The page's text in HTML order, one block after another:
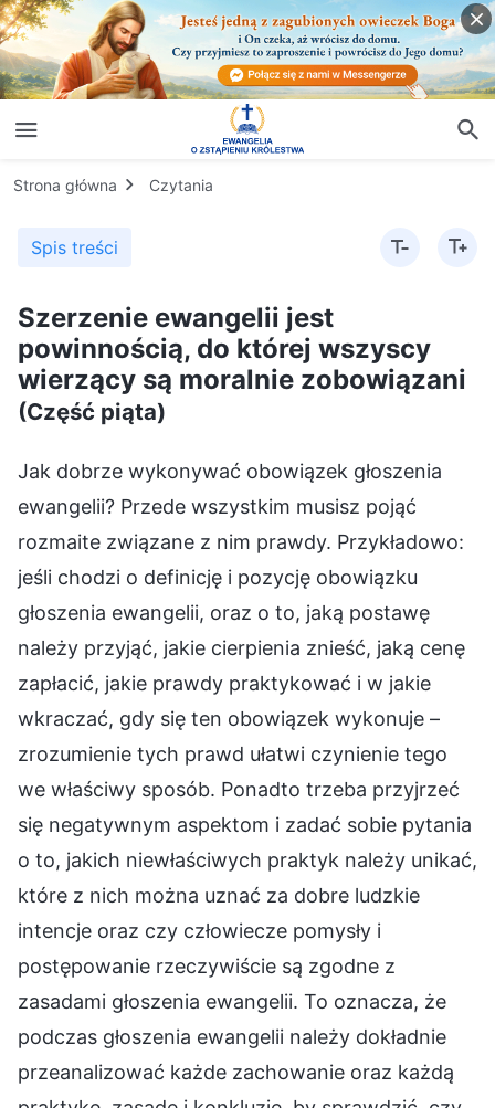
Strona główna Czytania
Spis treści
Szerzenie ewangelii jest
powinnością, do której wszyscy
wierzący są moralnie zobowiązani
(Część piąta)
Jak dobrze wykonywać obowiązek głoszenia
ewangelii? Przede wszystkim musisz pojąć
rozmaite związane z nim prawdy. Przykładowo:
jeśli chodzi o definicję i pozycję obowiązku
głoszenia ewangelii, oraz o to, jaką postawę
należy przyjąć, jakie cierpienia znieść, jaką cenę
zapłacić, jakie prawdy praktykować i w jakie
wkraczać, gdy się ten obowiązek wykonuje –
zrozumienie tych prawd ułatwi czynienie tego
we właściwy sposób. Ponadto trzeba przyjrzeć
się negatywnym aspektom i zadać sobie pytania
o to, jakich niewłaściwych praktyk należy unikać,
które z nich można uznać za dobre ludzkie
intencje oraz czy człowiecze pomysły i
postępowanie rzeczywiście są zgodne z
zasadami głoszenia ewangelii. To oznacza, że
podczas głoszenia ewangelii należy dokładnie
przeanalizować każde zachowanie oraz każdą